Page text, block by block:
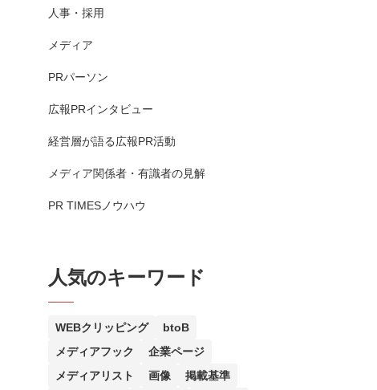
人事・採用
メディア
PRパーソン
広報PRインタビュー
経営層が語る広報PR活動
メディア関係者・有識者の見解
PR TIMESノウハウ
人気のキーワード
WEBクリッピング
btoB
メディアフック
企業ページ
メディアリスト
画像
掲載基準